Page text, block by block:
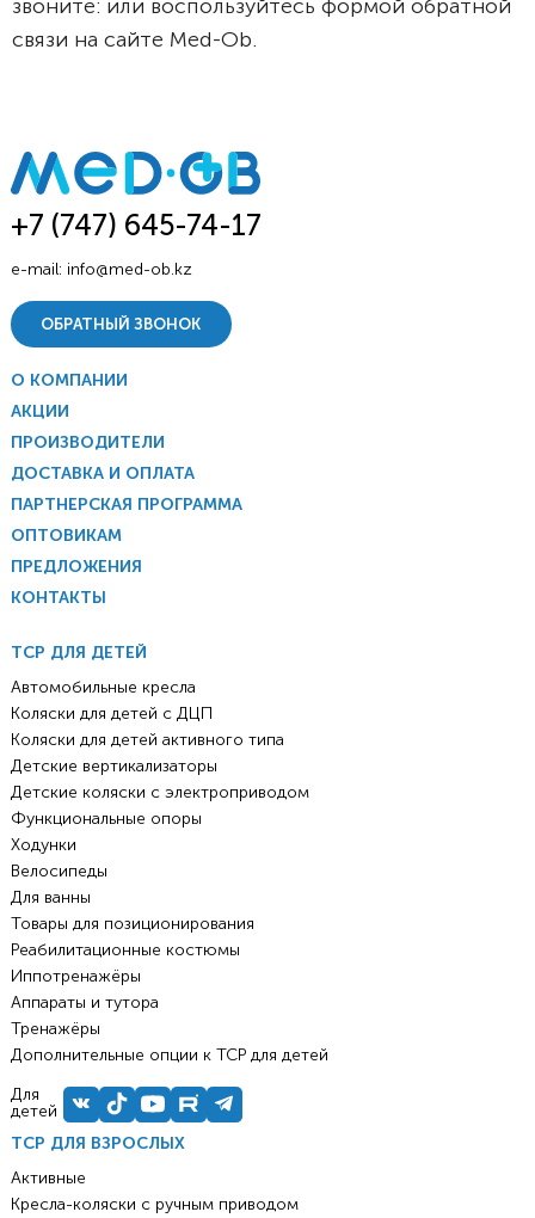
звоните: или воспользуйтесь формой обратной
связи на сайте Med-Ob.
+7 (747) 645-74-17
e-mail: info@med-ob.kz
ОБРАТНЫЙ ЗВОНОК
О КОМПАНИИ
АКЦИИ
ПРОИЗВОДИТЕЛИ
ДОСТАВКА И ОПЛАТА
ПАРТНЕРСКАЯ ПРОГРАММА
ОПТОВИКАМ
ПРЕДЛОЖЕНИЯ
КОНТАКТЫ
ТСР ДЛЯ ВЗРОСЛЫХ
Активные
Кресла-коляски с ручным приводом
ТСР ДЛЯ ДЕТЕЙ
Автомобильные кресла
Коляски для детей с ДЦП
Коляски для детей активного типа
Детские вертикализаторы
Детские коляски с электроприводом
Функциональные опоры
Ходунки
Велосипеды
Для ванны
Товары для позиционирования
Реабилитационные костюмы
Иппотренажёры
Аппараты и тутора
Тренажёры
Дополнительные опции к ТСР для детей
Для
детей